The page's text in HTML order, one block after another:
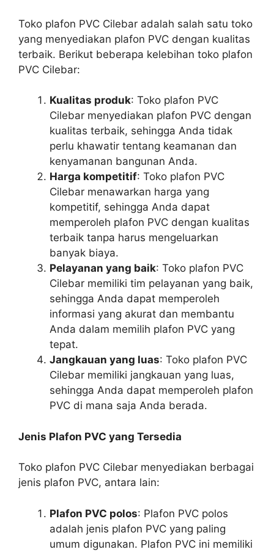
Toko plafon PVC Cilebar adalah salah satu toko
yang menyediakan plafon PVC dengan kualitas
terbaik. Berikut beberapa kelebihan toko plafon
PVC Cilebar:
Kualitas produk: Toko plafon PVC
Cilebar menyediakan plafon PVC dengan
kualitas terbaik, sehingga Anda tidak
perlu khawatir tentang keamanan dan
kenyamanan bangunan Anda.
Harga kompetitif: Toko plafon PVC
Cilebar menawarkan harga yang
kompetitif, sehingga Anda dapat
memperoleh plafon PVC dengan kualitas
terbaik tanpa harus mengeluarkan
banyak biaya.
Pelayanan yang baik: Toko plafon PVC
Cilebar memiliki tim pelayanan yang baik,
sehingga Anda dapat memperoleh
informasi yang akurat dan membantu
Anda dalam memilih plafon PVC yang
tepat.
Jangkauan yang luas: Toko plafon PVC
Cilebar memiliki jangkauan yang luas,
sehingga Anda dapat memperoleh plafon
PVC di mana saja Anda berada.
Jenis Plafon PVC yang Tersedia
Toko plafon PVC Cilebar menyediakan berbagai
jenis plafon PVC, antara lain:
Plafon PVC polos: Plafon PVC polos
adalah jenis plafon PVC yang paling
umum digunakan. Plafon PVC ini memiliki